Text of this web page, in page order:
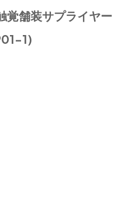
覚舗装サプライヤー
1)